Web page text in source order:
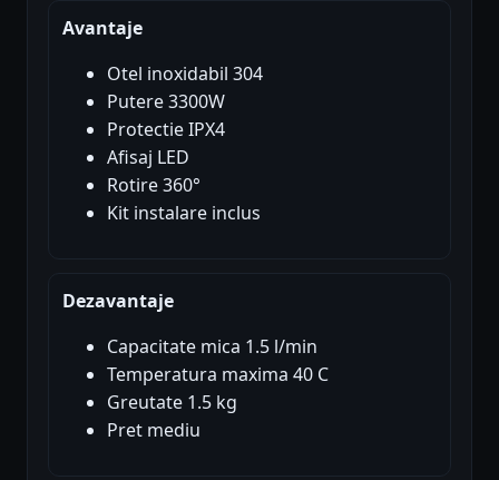
Avantaje
Otel inoxidabil 304
Putere 3300W
Protectie IPX4
Afisaj LED
Rotire 360°
Kit instalare inclus
Dezavantaje
Capacitate mica 1.5 l/min
Temperatura maxima 40 C
Greutate 1.5 kg
Pret mediu